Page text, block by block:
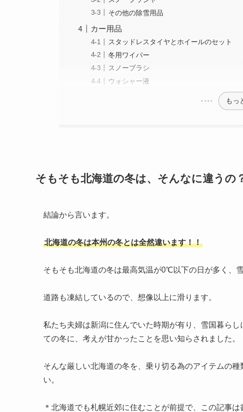
その他の除雪用品
カー用品
スタッドレスタイヤとホイールのセット
冬用ワイパー
スノーブラシ
ウォシャー液
もっ
そもそも北海道の冬は、そんなに違うの
結論から言います。
北海道の冬は本州の冬とは全然違います！！
そもそも北海道の冬は最高気温が0℃以下の日が多く、
道路も凍結しているので、想像以上に滑ります。
私たち夫婦は新潟に住んでいた時期が有り、雪国暮ら
ての冬に、考えが甘かったことを思い知らされました。
そんな厳しい北海道の冬を、乗り切る為のアイテムの
い。
＊北海道でも札幌近郊に住むことが前提で、この記事